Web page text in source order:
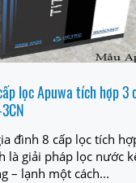
lọc Apuwa tích hợp 3
đình 8 cấp lọc tích
là giải pháp lọc nước
– lạnh một cách...